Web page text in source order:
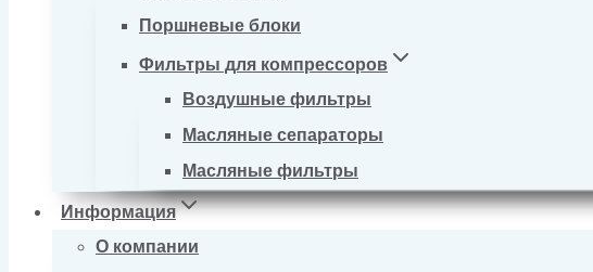
Поршневые блоки
Фильтры для компрессоров
Воздушные фильтры
Масляные сепараторы
Масляные фильтры
Информация
О компании